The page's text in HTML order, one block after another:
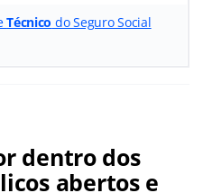
Técnico do Seguro Social
dentro dos
abertos e